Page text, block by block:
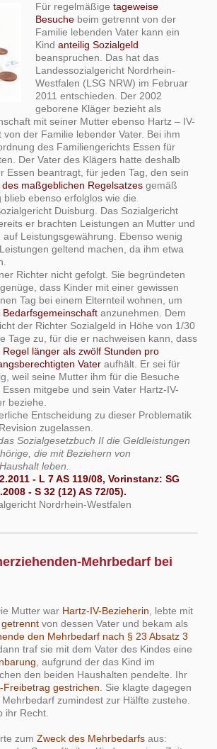
Für regelmäßigetageweise
Besuche beim getrennt von der
Familie lebenden Vater kann ein
Kindanteilig Sozialgeld
beanspruchen. Das hat das
Landessozialgericht Nordrhein-
Westfalen (LSG NRW) im Februar
2011 entschieden. Der 2002
geborene Kläger bezieht als
mit seiner Mutter ebenso Hartz – IV-
der Familie lebender Vater. Bei ihm
des Familiengerichts Essen für
Der Vater des Klägers hatte deshalb
Essen beantragt, für jeden Tag, den sein
des maßgeblichen Regelsatzes gemäß
blieb ebenso erfolglos wie die
Duisburg. Das Sozialgericht
er brachten Leistungen an Mutter und
Leistungsgewährung. Ebenso wenig
geltend machen, da ihm etwa
Richter nicht gefolgt. Sie begründeten
dass Kinder mit einer gewissen
Tag bei einem Elternteil wohnen, um
anzunehmen. Dem
der Richter Sozial­geld in Höhe von 1/30
Tage zu, für die er nachweisen kann, dass
länger als zwölf Stunden pro
Vater aufhält. Er sei für
weil seine Mutter ihm für die Besuche
mitgebe und sein Vater Hartz-IV-
beziehe.
Entscheidung zu dieser Problematik
zugelassen.
Sozialgesetzbuch II die Geldleistungen
die mit Beziehern von
leben.
‑ L 7 AS 119/08, Vorinstanz: SG
‑ S 32 (12) AS 72/05).
Nordrhein-Westfalen
Mehrbedarf bei
Mutter war Hartz-IV-Bezieherin , lebte mit
getrennt von dessen Vater und bekam als
den Mehrbedarf nach § 23 Absatz 3
traf sie mit dem Vater des Kindes eine
, aufgrund der das Kind im
den beiden Haushalten pendelte. Ihr
Freibetrag gestrichen . Sie klagte dagegen
zumindest zur Hälfte zustehe.
ihr Recht.
zumZweck des Mehrbedarfs aus: